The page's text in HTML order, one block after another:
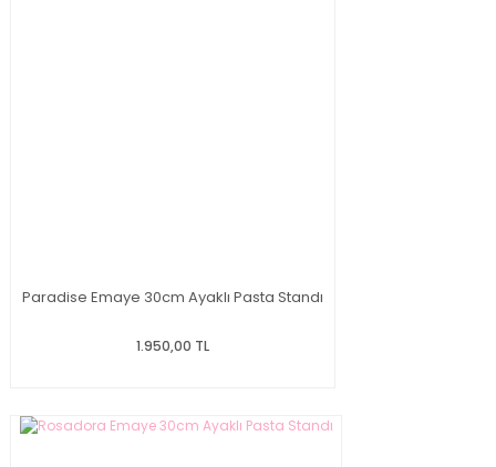
Paradise Emaye 30cm Ayaklı Pasta Standı
1.950,00 TL